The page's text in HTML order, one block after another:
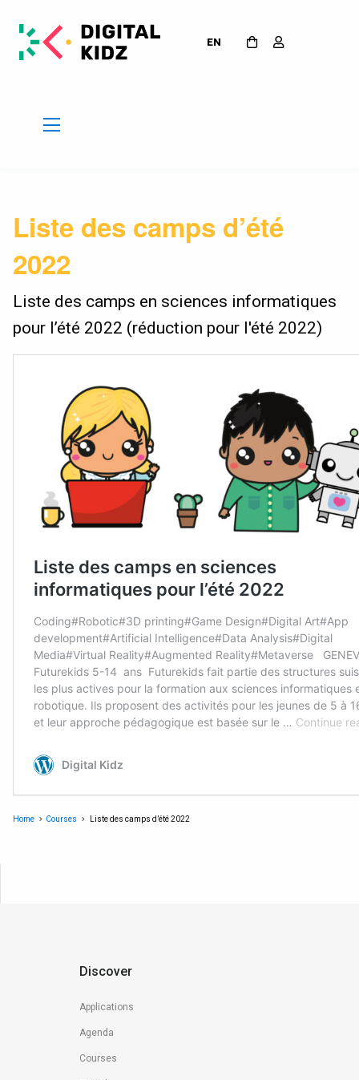
EN
Liste des camps d’été
2022
Liste des camps en sciences informatiques
pour l’été 2022 (réduction pour l'été 2022)
Home Courses Liste des camps d’été 2022
Discover
Applications
Agenda
Courses